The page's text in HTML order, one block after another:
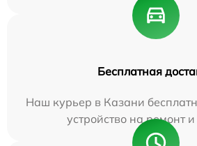
Бесплатная
Наш курьер в Казани
устройство на ремонт